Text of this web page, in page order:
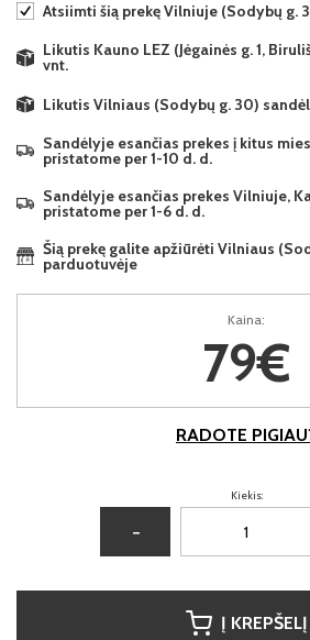
Atsiimti šią prekę Vilniuje (Sodybų g.
Likutis Kauno LEZ (Jėgainės g. 1,
vnt.
Likutis Vilniaus (Sodybų g. 30)
Sandėlyje esančias prekes į kitus
pristatome per 1-10 d. d.
Sandėlyje esančias prekes Vilniuje,
pristatome per 1-6 d. d.
Šią prekę galite apžiūrėti Vilniaus
parduotuvėje
Kaina:
79€
RADOTE
Kiekis:
−
Į KREPŠELĮ